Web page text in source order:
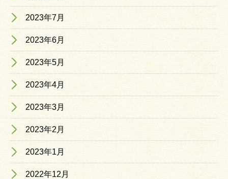
2023年7月
2023年6月
2023年5月
2023年4月
2023年3月
2023年2月
2023年1月
2022年12月